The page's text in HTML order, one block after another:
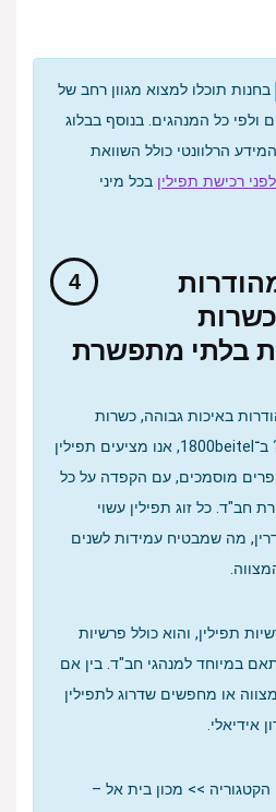
בחנות תוכלו למצוא מגוון רחב של
ולפי כל המנהגים. בנוסף בבלוג
הרלוונטי כולל השוואת
רכישת תפילין בכל מיני
בלתי מתפשרת
באיכות גבוהה, כשרות
מהודרת ובמחיר משתלם? ב־1800beitel, אנו מציעים תפילין
מוסמכים, עם הקפדה על כל
חב"ד. כל זוג תפילין עשוי
מה שמבטיח עמידות לשנים
תפילין, והוא כולל פרשיות
במיוחד למנהגי חב"ד. בין אם
או מחפשים שדרוג לתפילין
אידיאלי.
>> מכון בית אל –